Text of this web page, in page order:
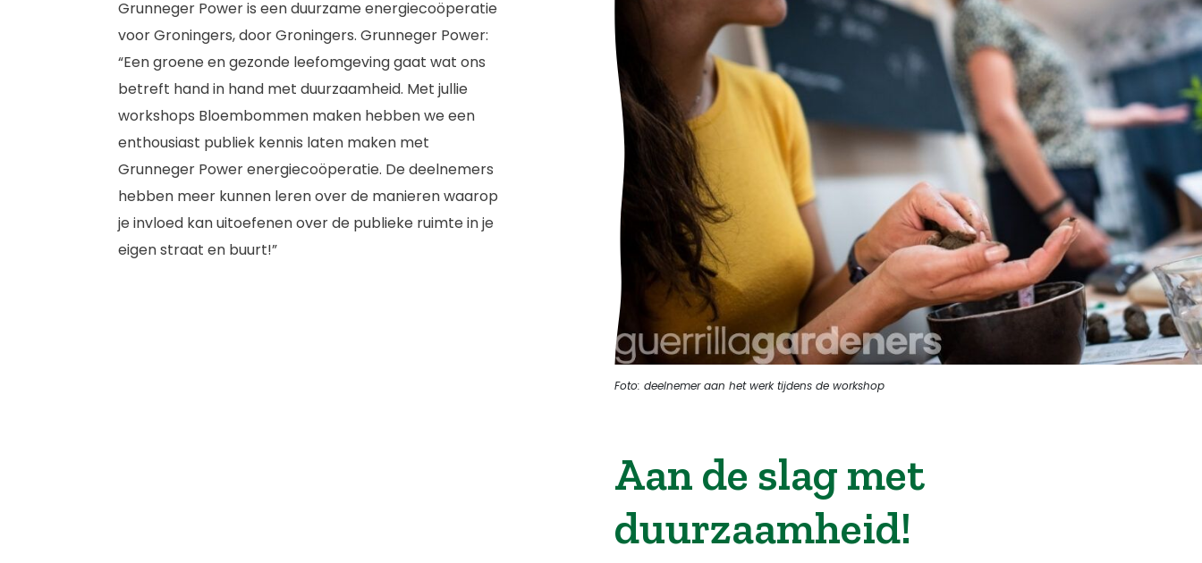
Grunneger Power is een duurzame energiecoöperatie
voor Groningers, door Groningers. Grunneger Power:
“Een groene en gezonde leefomgeving gaat wat ons
betreft hand in hand met duurzaamheid. Met jullie
workshops Bloembommen maken hebben we een
enthousiast publiek kennis laten maken met
Grunneger Power energiecoöperatie. De deelnemers
hebben meer kunnen leren over de manieren waarop
je invloed kan uitoefenen over de publieke ruimte in je
eigen straat en buurt!”
Foto: deelnemer aan het werk tijdens de workshop
Aan de slag met
duurzaamheid!